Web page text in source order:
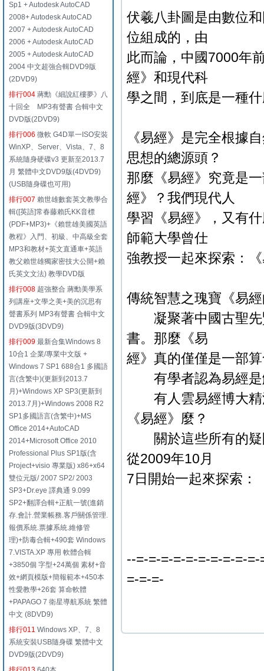
Sp1 + Autodesk AutoCAD
2008+ Autodesk AutoCAD
2007 + Autodesk AutoCAD
2006 + Autodesk AutoCAD
2005 + Autodesk AutoCAD
2004 中文超強合輯DVD9版
(2DVD9)
排行004 蔣勳《細說紅樓夢》八
十回全 MP3有聲書 合輯中文
DVD版(2DVD9)
排行006 微軟 G4D單一ISO安裝
WinXP、Server、Vista、7、8
系統隨身硬碟v3 更新至2013.7
月 繁體中文DVD9版(4DVD9)
(USB隨身碟也可用)
排行007 賴世雄數套英文教學合
輯([英語]常春藤賴氏KK音標
(PDF+MP3)+《賴世雄美國英語
教程》入門、初級、中高級全套
MP3和教材+英文直通車+英語
教父賴世雄獨家密技大公開+賴
氏英文文法) 教學DVD版
排行008 超強整合 蔣勳美學系
列講座+文學之美+美的沉思有
聲書系列 MP3有聲書 合輯中文
DVD9版(3DVD9)
排行009 最新合集Windows 8
10合1 企業/專業中文版 +
Windows 7 SP1 688合1 多國語
言(含繁中)(更新到2013.7
月)+Windows XP SP3(更新到
2013.7月)+Windows 2008 R2
SP1多國語言(含繁中)+MS
Office 2014+AutoCAD
2014+Microsoft Office 2010
Professional Plus SP1版(含
Project+visio 專業版) x86+x64
雙位元版/ 2007 SP2/ 2003
SP3+Dr.eye 譯典通 9.099
SP2+翻譯合輯+正航一號(進銷
存.會計.營業帳務.客戶關係管理.
報價系統.票據系統.維修管
理)+防毒合輯+490套 Windows
7.VISTA.XP 專用 軟體合輯
+3850個 字型+24萬個 素材+音
效+網頁模版+簡報範本+450本
性愛教學+26套 算命軟體
+PAPAGO 7 衛星導航系統 繁體
中文 (8DVD9)
排行011 Windows XP、7、8
系統安裝USB隨身碟 繁體中文
DVD9版(2DVD9)
伏羲八卦圖是由數位
位組成的，由
此而論，中國7000年
經》和現代科
學之間，到底是一種
《易經》是完全根據
思想的總源頭？
那麼《易經》究竟是
經》？我們現代人
學習《易經》，又有
師範大學曾仕
強教授一起來探索：
傳統智慧之瑰寶《易
凝聚著中國古聖先
書。那麼《易
經》真的僅僅是一部
有學者認為易經是
有人雲易經博大精
《易經》麼？
關於這些所有的疑
從2009年10月
7日開始一起來探索：
--=-=-=-=-=-=-=-=-=-
=-=-=-